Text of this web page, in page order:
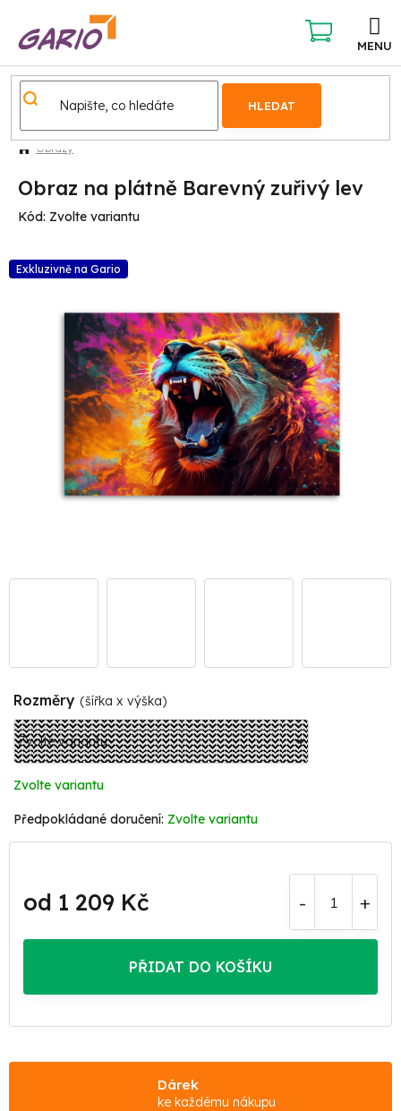
obsah
HLEDAT
NÁKUPNÍ
KOŠÍK
Obrazy
Obraz na plátně Barevný zuřivý lev
Kód: Zvolte variantu
Exkluzivně na Gario
Rozměry (šířka x výška)
Zvolte variantu
Zvolte variantu
od 1 209 Kč
cena:
PŘIDAT DO KOŠÍKU
Dárek
ke každému nákupu